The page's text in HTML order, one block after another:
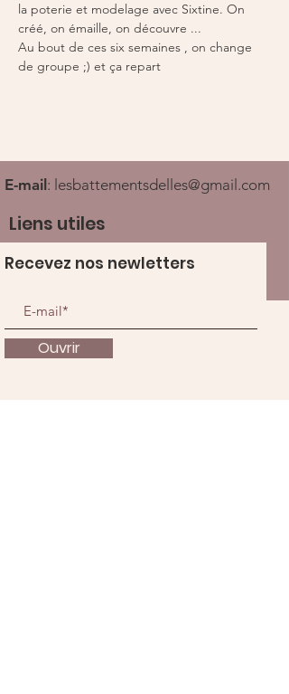
la poterie et modelage avec Sixtine. On
créé, on émaille, on découvre ...
Au bout de ces six semaines , on change
de groupe ;) et ça repart
E-mail : lesbattementsdelles@gmail.com
Liens utiles
Recevez nos newletters
Ouvrir